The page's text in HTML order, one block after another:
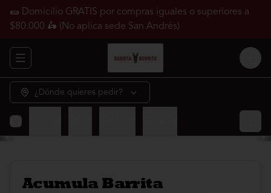
🌯 Domicilio GRATIS por compras iguales o superiores a
$80.000 🛵 (No aplica sede San Andrés)
Abrir menu de navegación Login
¿Dónde quieres pedir?
Acumula Barrita